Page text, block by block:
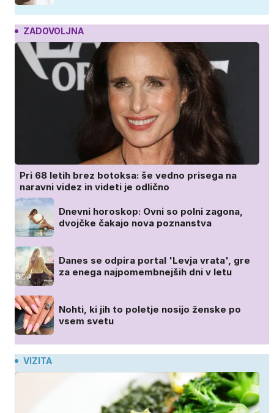
ZADOVOLJNA
Pri 68 letih brez botoksa: še vedno prisega na
naravni videz in videti je odlično
Dnevni horoskop: Ovni so polni zagona,
dvojčke čakajo nova poznanstva
Danes se odpira portal 'Levja vrata', gre
za enega najpomembnejših dni v letu
Nohti, ki jih to poletje nosijo ženske po
vsem svetu
VIZITA